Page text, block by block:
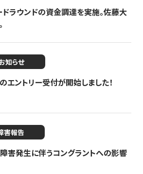
ラウンドの資金調達を実施。佐藤大
知らせ
ントリー受付が開始しました！
害報告
障害発生に伴うコングラントへの影響